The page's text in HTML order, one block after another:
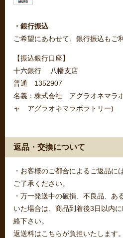
・銀行振込
ご希望にあわせて、銀行振込もご
【振込銀行口座】
十六銀行 八幡支店
普通 1352907
名義：株式会社 アグラオネマラ
ャ アグラオネマラボラトリー)
返品・交換について
・お客様のご都合によるご返品に
ご了承ください。
・万一発送中の破損、不良品、あ
いた場合は、商品到着後3日以内
絡下さい。
返送料はこちらが負担いたします。